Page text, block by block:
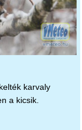
karvaly
a kicsik.